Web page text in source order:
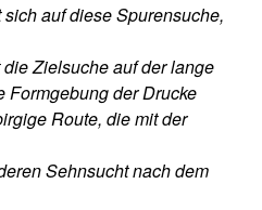
auf diese Spurensuche,
die Zielsuche auf der lange
Formgebung der Drucke
Route, die mit der
Sehnsucht nach dem